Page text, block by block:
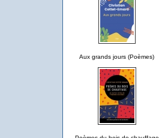
Aux grands jours (Poèmes)